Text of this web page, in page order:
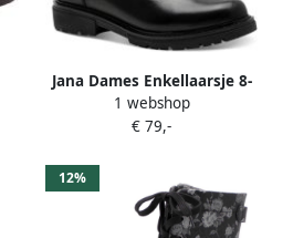
Jana Dames Enkellaarsje 8-
25701-45 001 H-breedte
1 webshop
€ 79,-
12%